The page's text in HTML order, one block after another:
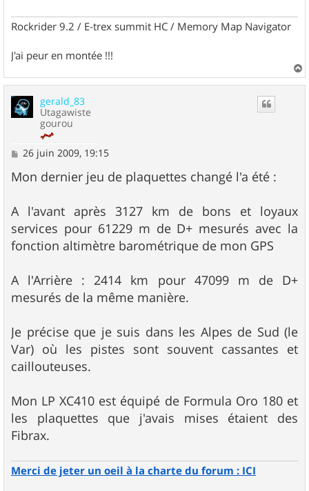
Rockrider 9.2 / E-trex summit HC / Memory Map Navigator
J'ai peur en montée !!!
a
gerald_83
Utagawiste
gourou
M
s
s
e
26 juin 2009, 19:15
Mon dernier jeu de plaquettes changé l'a été :
A l'avant après 3127 km de bons et loyaux
services pour 61229 m de D+ mesurés avec la
fonction altimètre barométrique de mon GPS
A l'Arrière : 2414 km pour 47099 m de D+
mesurés de la même manière.
Je précise que je suis dans les Alpes de Sud (le
Var) où les pistes sont souvent cassantes et
caillouteuses.
Mon LP XC410 est équipé de Formula Oro 180 et
les plaquettes que j'avais mises étaient des
Fibrax.
Merci de jeter un oeil à la charte du forum : ICI